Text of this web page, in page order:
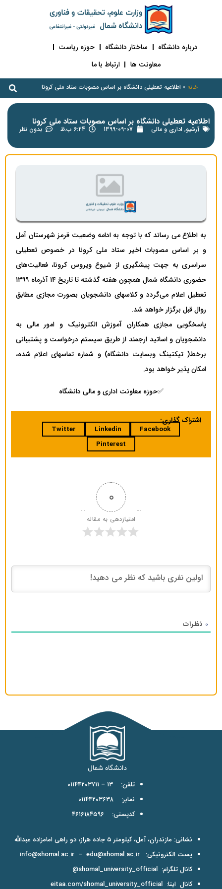
درباره دانشگاه ساختار دانشگاه
حوزه ریاست
معاونت ها
ارتباط با ما
خانه » اطلاعیه تعطیلی دانشگاه بر اساس مصوبات ستاد ملی کرونا
اطلاعیه تعطیلی دانشگاه بر اساس مصوبات ستاد ملی کرونا
آرشیو, اداری و مالی 1399-09-07 6:24 ب.ظ بدون نظر
به اطلاع می رساند که با توجه به ادامه وضعیت قرمز شهرستان آمل
و بر اساس مصوبات اخیر ستاد ملی کرونا در خصوص تعطیلی
سراسری به جهت پیشگیری از شیوع ویروس کرونا، فعالیت‌های
حضوری دانشگاه شمال همچون هفته گذشته تا تاریخ ۱۴ آذرماه ۱۳۹۹
تعطیل اعلام می‌گردد و کلاسهای دانشجویان بصورت مجازی مطابق
روال قبل برگزار خواهد شد.
پاسخگویی مجازی همکاران آموزش الکترونیک و امور مالی به
دانشجویان و اساتید ارجمند از طریق سیستم درخواست و پشتیبانی
برخط( تیکتینگ وبسایت دانشگاه) و شماره تماسهای اعلام شده،
امکان پذیر خواهد بود.
✅حوزه معاونت اداری و مالی دانشگاه
اشتراک گذاری:
Facebook
Linkedin
Twitter
Pinterest
0
امتیازدهی به مقاله
0 نظرات
تلفن: ۱۳ – ۰۱۱۴۴۲۰۳۷۱۱
نمابر: ۰۱۱۴۴۲۰۳۶۳۸
کدپستی: ۴۶۱۶۱۸۴۵۹۶
نشانی: مازندران، آمل، کیلومتر ۵ جاده هراز، دو راهی امامزاده عبدالله
پست الکترونیکی:
info@shomal.ac.ir – edu@shomal.ac.ir
کانال تلگرام: shomal_university_official@
کانال ایتا: eitaa.com/shomal_university_official